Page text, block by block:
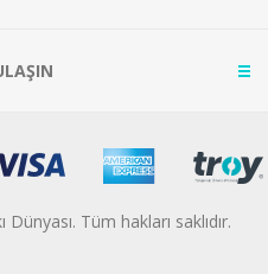
Tüm hakları saklıdır.